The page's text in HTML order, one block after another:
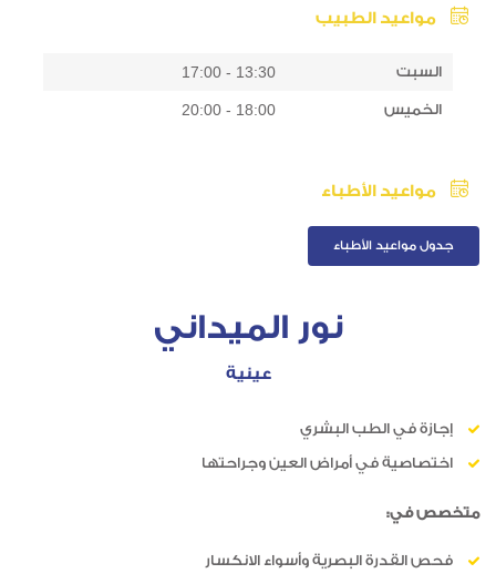
مواعيد الطبيب
السبت 13:30 - 17:00
الخميس 18:00 - 20:00
مواعيد الأطباء
جدول مواعيد الأطباء
نور الميداني
عينية
إجازة في الطب البشري
اختصاصية في أمراض العين وجراحتها
متخصص في:
فحص القدرة البصرية وأسواء الانكسار